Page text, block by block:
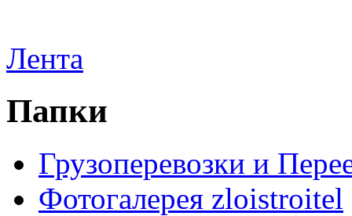
Лента
Папки
Грузоперевозки и
Фотогалерея zloistroitel